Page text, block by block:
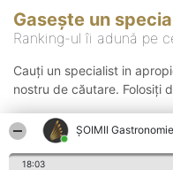
ȘOIMII
18:03
Gasește un
Ranking-ul îi adună pe
Cauți un specialist in
nostru de căutare. Folosiți